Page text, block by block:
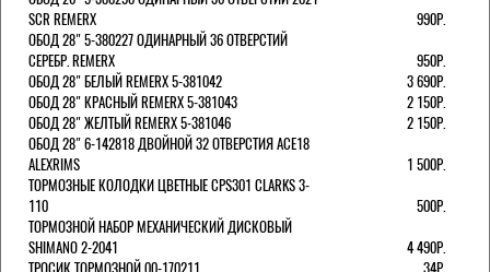
SCR REMERX
990Р.
ОБОД 28" 5-380227 ОДИНАРНЫЙ 36 ОТВЕРСТИЙ
СЕРЕБР. REMERX
950Р.
ОБОД 28" БЕЛЫЙ REMERX 5-381042
3 690Р.
ОБОД 28" КРАСНЫЙ REMERX 5-381043
2 150Р.
ОБОД 28" ЖЕЛТЫЙ REMERX 5-381046
2 150Р.
ОБОД 28" 6-142818 ДВОЙНОЙ 32 ОТВЕРСТИЯ ACE18
ALEXRIMS
1 500Р.
ТОРМОЗНЫЕ КОЛОДКИ ЦВЕТНЫЕ CPS301 CLARKS 3-
110
500Р.
ТОРМОЗНОЙ НАБОР МЕХАНИЧЕСКИЙ ДИСКОВЫЙ
SHIMANO 2-2041
4 490Р.
ТРОСИК ТОРМОЗНОЙ 00-170211
34Р.